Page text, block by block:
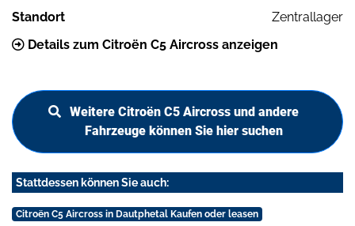
Standort
Zentrallager
Details zum Citroën C5 Aircross anzeigen
Weitere Citroën C5 Aircross und andere
Fahrzeuge können Sie hier suchen
Stattdessen können Sie auch:
Citroën C5 Aircross in Dautphetal Kaufen oder leasen